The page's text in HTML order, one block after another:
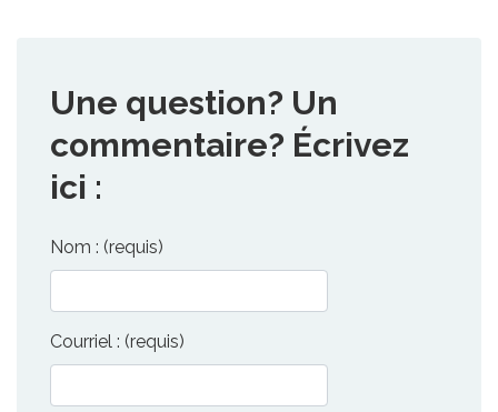
Une question? Un
commentaire? Écrivez
ici :
Nom : (requis)
Courriel : (requis)